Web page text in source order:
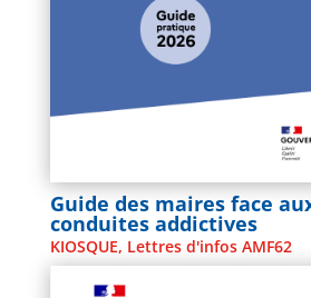
Guide des maires face
conduites addictives
KIOSQUE, Lettres d'infos AMF62